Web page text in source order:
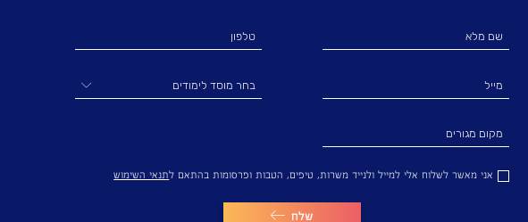
בחר מוסד לימודים
אני מאשר לשלוח אלי למייל ולנייד משרות, טיפים, הטבות ופרסומות בהתאם לתנאי השימוש
שלח